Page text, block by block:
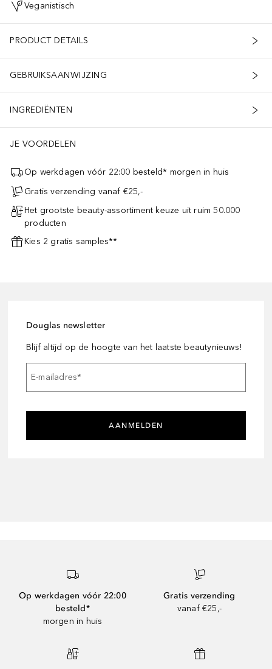
Veganistisch
PRODUCT DETAILS
GEBRUIKSAANWIJZING
INGREDIËNTEN
JE VOORDELEN
Op werkdagen vóór 22:00 besteld* morgen in huis
Gratis verzending vanaf €25,-
Het grootste beauty-assortiment keuze uit ruim 50.000
producten
Kies 2 gratis samples**
Douglas newsletter
Blijf altijd op de hoogte van het laatste beautynieuws!
E-mailadres*
AANMELDEN
Op werkdagen vóór 22:00
besteld*
morgen in huis
Gratis verzending
vanaf €25,-